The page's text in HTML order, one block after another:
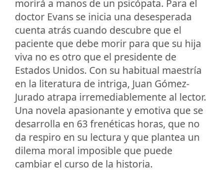
morirá a manos de un psicópata. Para el
doctor Evans se inicia una desesperada
cuenta atrás cuando descubre que el
paciente que debe morir para que su hija
viva no es otro que el presidente de
Estados Unidos. Con su habitual maestría
en la literatura de intriga, Juan Gómez-
Jurado atrapa irremediablemente al lector.
Una novela apasionante y emotiva que se
desarrolla en 63 frenéticas horas, que no
da respiro en su lectura y que plantea un
dilema moral imposible que puede
cambiar el curso de la historia.